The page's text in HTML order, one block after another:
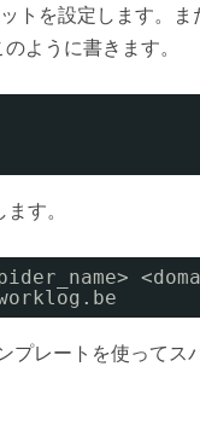
トを設定します。
ように書きます。
す。
レートを使ってス